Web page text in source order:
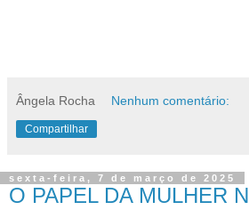
Ângela Rocha Nenhum comentário:
Compartilhar
sexta-feira, 7 de março de 2025
O PAPEL DA MULHER